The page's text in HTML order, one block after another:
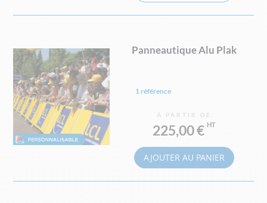
Panneautique Alu Plak
1 référence
À PARTIR DE
225,00 €
AJOUTER AU PANIER